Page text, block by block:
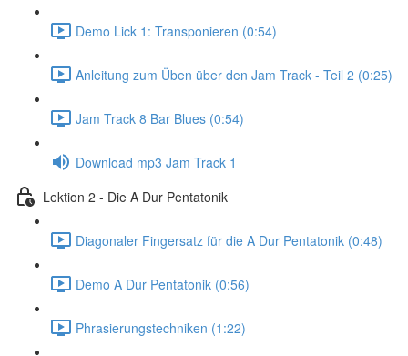
Demo Lick 1: Transponieren (0:54)
Anleitung zum Üben über den Jam Track - Teil 2 (0:25)
Jam Track 8 Bar Blues (0:54)
Download mp3 Jam Track 1
Lektion 2 - Die A Dur Pentatonik
Diagonaler Fingersatz für die A Dur Pentatonik (0:48)
Demo A Dur Pentatonik (0:56)
Phrasierungstechniken (1:22)